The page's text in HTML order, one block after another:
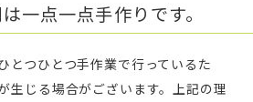
一点一点手作りです。
とつひとつ手作業で行っているた
生じる場合がございます。上記の理